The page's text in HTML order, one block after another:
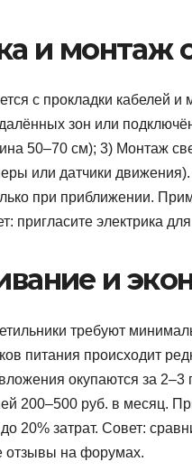
и монтаж
с прокладки кабелей
зон или
50–70 см); 3) Монтаж
или датчики
при приближении.
пригласите электрика
и
требуют
питания происходит
окупаются за 2–3
200–500 руб. в месяц.
20% затрат. Совет:
отзывы на форумах.